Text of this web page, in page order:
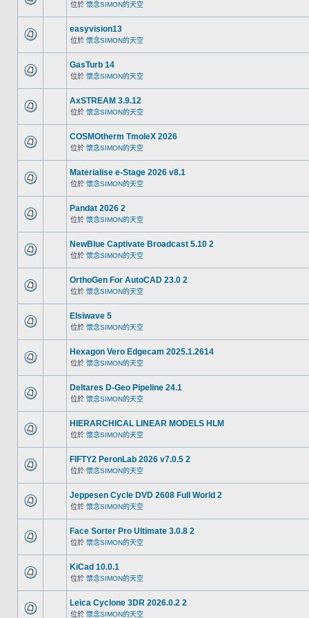
位於 懷念SIMON的天空
easyvision13
位於 懷念SIMON的天空
GasTurb 14
位於 懷念SIMON的天空
AxSTREAM 3.9.12
位於 懷念SIMON的天空
COSMOtherm TmoleX 2026
位於 懷念SIMON的天空
Materialise e-Stage 2026 v8.1
位於 懷念SIMON的天空
Pandat 2026 2
位於 懷念SIMON的天空
NewBlue Captivate Broadcast 5.10 2
位於 懷念SIMON的天空
OrthoGen For AutoCAD 23.0 2
位於 懷念SIMON的天空
Elsiwave 5
位於 懷念SIMON的天空
Hexagon Vero Edgecam 2025.1.2614
位於 懷念SIMON的天空
Deltares D-Geo Pipeline 24.1
位於 懷念SIMON的天空
HIERARCHICAL LINEAR MODELS HLM
位於 懷念SIMON的天空
FIFTY2 PeronLab 2026 v7.0.5 2
位於 懷念SIMON的天空
Jeppesen Cycle DVD 2608 Full World 2
位於 懷念SIMON的天空
Face Sorter Pro Ultimate 3.0.8 2
位於 懷念SIMON的天空
KiCad 10.0.1
位於 懷念SIMON的天空
Leica Cyclone 3DR 2026.0.2 2
位於 懷念SIMON的天空